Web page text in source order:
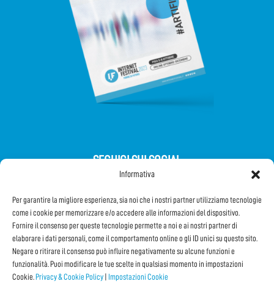
Informativa
Per garantire la migliore esperienza, sia noi che i nostri partner utilizziamo tecnologie
come i cookie per memorizzare e/o accedere alle informazioni del dispositivo.
Fornire il consenso per queste tecnologie permette a noi e ai nostri partner di
elaborare i dati personali, come il comportamento online o gli ID unici su questo sito.
Negare o ritirare il consenso può influire negativamente su alcune funzioni e
funzionalità. Puoi modificare le tue scelte in qualsiasi momento in impostazioni
Cookie. Privacy & Cookie Policy Impostazioni Cookie
SEGUICI SUI SOCIAL
Iscriviti alla Newsletter